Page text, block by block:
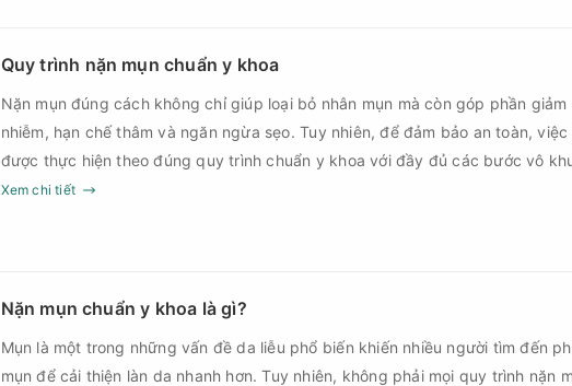
Quy trình nặn mụn chuẩn y khoa
Nặn mụn đúng cách không chỉ giúp loại bỏ nhân mụn mà còn góp phần
nhiễm, hạn chế thâm và ngăn ngừa sẹo. Tuy nhiên, để đảm bảo an toàn, việc
được thực hiện theo đúng quy trình chuẩn y khoa với đầy đủ các bước vô
sau điều trị.
Xem chi tiết
Nặn mụn chuẩn y khoa là gì?
Mụn là một trong những vấn đề da liễu phổ biến khiến nhiều người tìm đến
mụn để cải thiện làn da nhanh hơn. Tuy nhiên, không phải mọi quy trình nặn